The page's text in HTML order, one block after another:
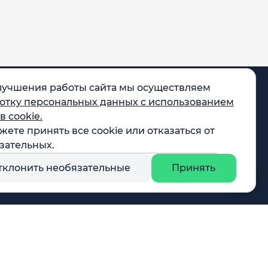
работы сайта мы осуществляем
персональных данных с использованием
cookie.
принять все cookie или отказаться от
необязательные
Принять